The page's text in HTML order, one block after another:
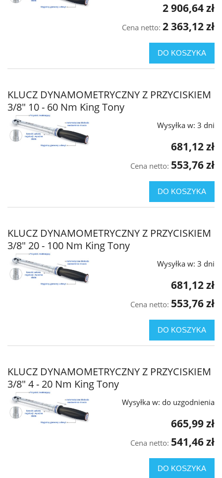
2 906,64 zł
Cena netto: 2 363,12 zł
DO KOSZYKA
KLUCZ DYNAMOMETRYCZNY Z PRZYCISKIEM
3/8" 10 - 60 Nm King Tony
Wysyłka w: 3 dni
681,12 zł
Cena netto: 553,76 zł
DO KOSZYKA
KLUCZ DYNAMOMETRYCZNY Z PRZYCISKIEM
3/8" 20 - 100 Nm King Tony
Wysyłka w: 3 dni
681,12 zł
Cena netto: 553,76 zł
DO KOSZYKA
KLUCZ DYNAMOMETRYCZNY Z PRZYCISKIEM
3/8" 4 - 20 Nm King Tony
Wysyłka w: do uzgodnienia
665,99 zł
Cena netto: 541,46 zł
DO KOSZYKA